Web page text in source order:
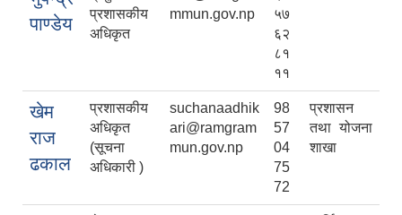
पाण्डेय
प्रशासकीय
अधिकृत
mmun.gov.np
५७
६२
८१
११
खेम
राज
ढकाल
प्रशासकीय
अधिकृत
(सूचना
अधिकारी )
suchanaadhik
ari@ramgram
mun.gov.np
98
57
04
75
72
प्रशासन
तथा योजना
शाखा